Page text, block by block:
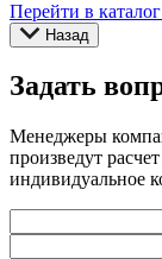
Перейти в каталог
Назад
Задать
Менеджеры
произведут
индивидуальное